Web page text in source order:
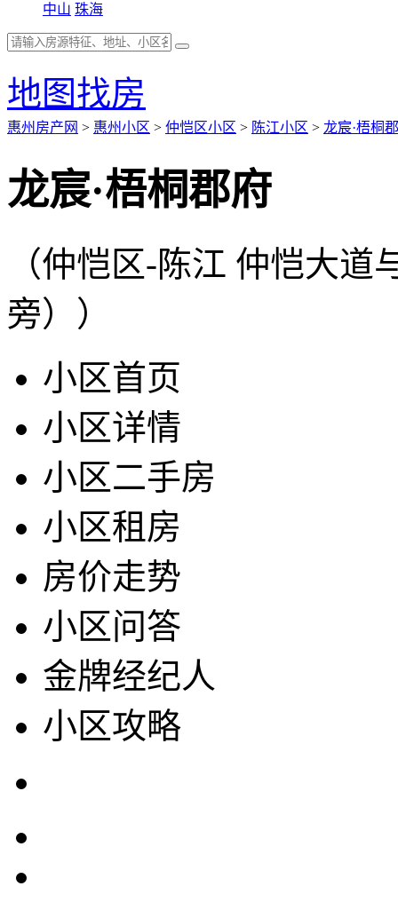
中山 珠海
地图找房
惠州房产网 > 惠州小区 > 仲恺区小区 > 陈江小区 > 龙宸·梧桐
龙宸·梧桐郡府
（仲恺区-陈江 仲恺大
旁））
小区首页
小区详情
小区二手房
小区租房
房价走势
小区问答
金牌经纪人
小区攻略